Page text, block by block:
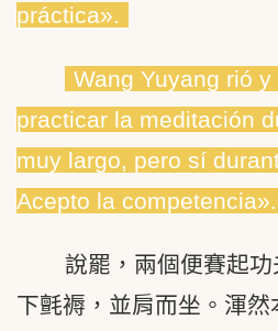
práctica».
Wang Yuyang rió
practicar la meditación
muy largo, pero sí
Acepto la competencia».
說罷，兩個便賽起
下氈褥，並肩而坐。渾